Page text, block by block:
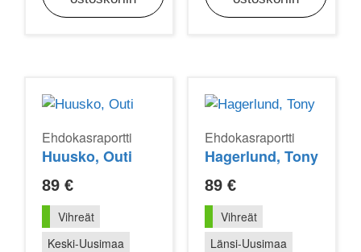
Ehdokasraportti
Huusko, Outi
89 €
Vihreät
Keski-Uusimaa
Ehdokasraportti
Hagerlund, Tony
89 €
Vihreät
Länsi-Uusimaa